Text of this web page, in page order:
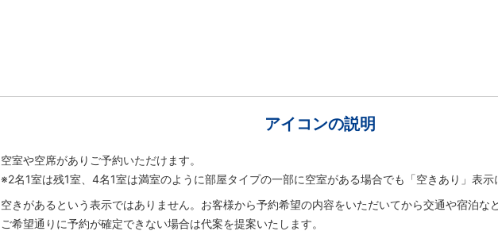
アイコンの説明
空室や空席がありご予約いただけます。
※2名1室は残1室、4名1室は満室のように部屋タイプの一部に空室がある場合でも「空きあり」表示
空きがあるという表示ではありません。お客様から予約希望の内容をいただいてから交通や宿泊な
ご希望通りに予約が確定できない場合は代案を提案いたします。